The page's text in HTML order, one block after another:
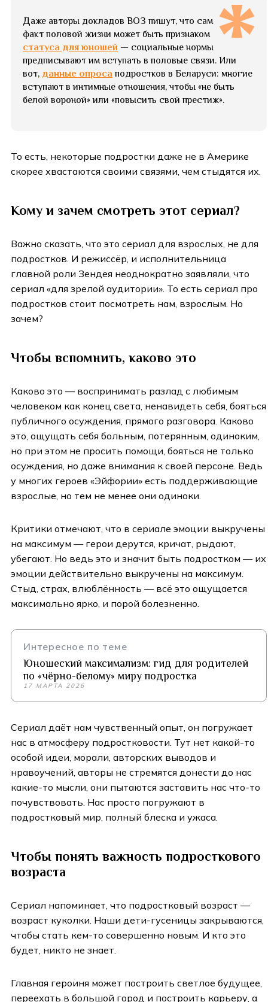
Даже авторы докладов ВОЗ пишут, что сам
факт половой жизни может быть признаком
статуса для юношей — социальные нормы
предписывают им вступать в половые связи. Или
вот, данные опроса подростков в Беларуси: многие
вступают в интимные отношения, чтобы «не быть
белой вороной» или «повысить свой престиж».
То есть, некоторые подростки даже не в Америке
скорее хвастаются своими связями, чем стыдятся их.
Кому и зачем смотреть этот сериал?
Важно сказать, что это сериал для взрослых, не для
подростков. И режиссёр, и исполнительница
главной роли Зендея неоднократно заявляли, что
сериал «для зрелой аудитории». То есть сериал про
подростков стоит посмотреть нам, взрослым. Но
зачем?
Чтобы вспомнить, каково это
Каково это — воспринимать разлад с любимым
человеком как конец света, ненавидеть себя, бояться
публичного осуждения, прямого разговора. Каково
это, ощущать себя больным, потерянным, одиноким,
но при этом не просить помощи, бояться не только
осуждения, но даже внимания к своей персоне. Ведь
у многих героев «Эйфории» есть поддерживающие
взрослые, но тем не менее они одиноки.
Критики отмечают, что в сериале эмоции выкручены
на максимум — герои дерутся, кричат, рыдают,
убегают. Но ведь это и значит быть подростком — их
эмоции действительно выкручены на максимум.
Стыд, страх, влюблённость — всё это ощущается
максимально ярко, и порой болезненно.
Интересное по теме
Юношеский максимализм: гид для родителей
по «чёрно-белому» миру подростка
17 МАРТА 2026
Сериал даёт нам чувственный опыт, он погружает
нас в атмосферу подростковости. Тут нет какой-то
особой идеи, морали, авторских выводов и
нравоучений, авторы не стремятся донести до нас
какие-то мысли, они пытаются заставить нас что-то
почувствовать. Нас просто погружают в
подростковый мир, полный блеска и ужаса.
Чтобы понять важность подросткового
возраста
Сериал напоминает, что подростковый возраст —
возраст куколки. Наши дети-гусеницы закрываются,
чтобы стать кем-то совершенно новым. И кто это
будет, никто не знает.
Главная героиня может построить светлое будущее,
переехать в большой город и построить карьеру, а